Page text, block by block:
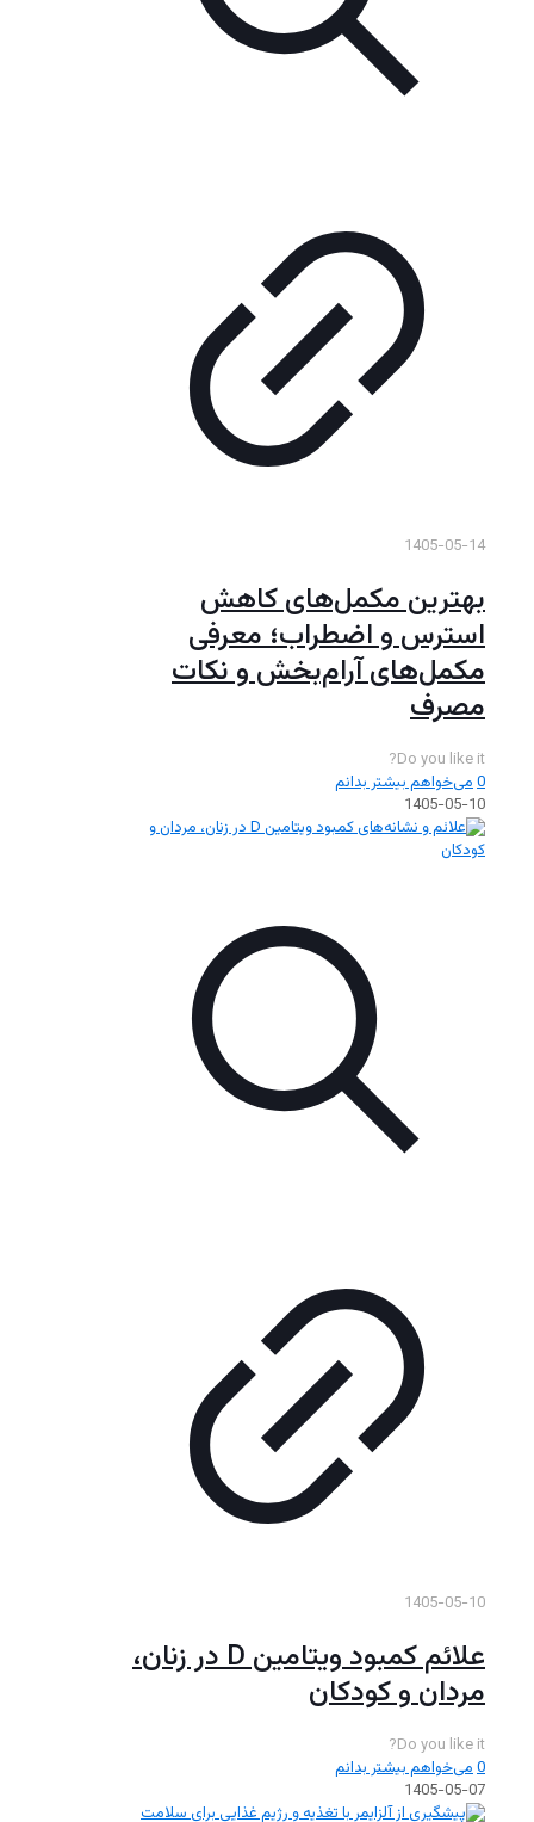
1405-05-14
بهترین مکمل‌های کاهش
استرس و اضطراب؛ معرفی
مکمل‌های آرام‌بخش و نکات
مصرف
Do you like it?
0می‌خواهم بیشتر بدانم
1405-05-10
1405-05-10
علائم کمبود ویتامین D در زنان،
مردان و کودکان
Do you like it?
0می‌خواهم بیشتر بدانم
1405-05-07